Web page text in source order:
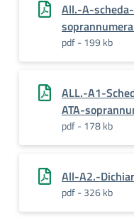
All.-A-
pdf - 199 kb
ALL.-A1-
ATA-
pdf - 178 kb
All-A2.-
pdf - 326 kb